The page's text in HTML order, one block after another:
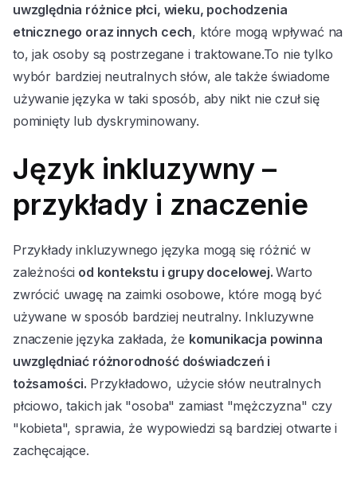
uwzględnia różnice płci, wieku, pochodzenia
etnicznego oraz innych cech, które mogą wpływać na
to, jak osoby są postrzegane i traktowane.To nie tylko
wybór bardziej neutralnych słów, ale także świadome
używanie języka w taki sposób, aby nikt nie czuł się
pominięty lub dyskryminowany.
Język inkluzywny –
przykłady i znaczenie
Przykłady inkluzywnego języka mogą się różnić w
zależności od kontekstu i grupy docelowej.Warto
zwrócić uwagę na zaimki osobowe, które mogą być
używane w sposób bardziej neutralny. Inkluzywne
znaczenie języka zakłada, że komunikacja powinna
uwzględniać różnorodność doświadczeń i
tożsamości. Przykładowo, użycie słów neutralnych
płciowo, takich jak "osoba" zamiast "mężczyzna" czy
"kobieta", sprawia, że wypowiedzi są bardziej otwarte i
zachęcające.